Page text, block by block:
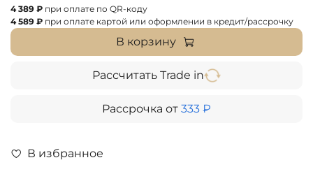
В избранное
4 389 ₽ при оплате по QR-коду
4 589 ₽ при оплате картой или оформлении в кредит/рассрочку
В корзину
Рассчитать Trade in
Рассрочка от 333 ₽